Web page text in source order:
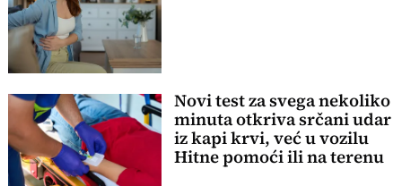
Novi test za svega nekoliko
minuta otkriva srčani udar
iz kapi krvi, već u vozilu
Hitne pomoći ili na terenu